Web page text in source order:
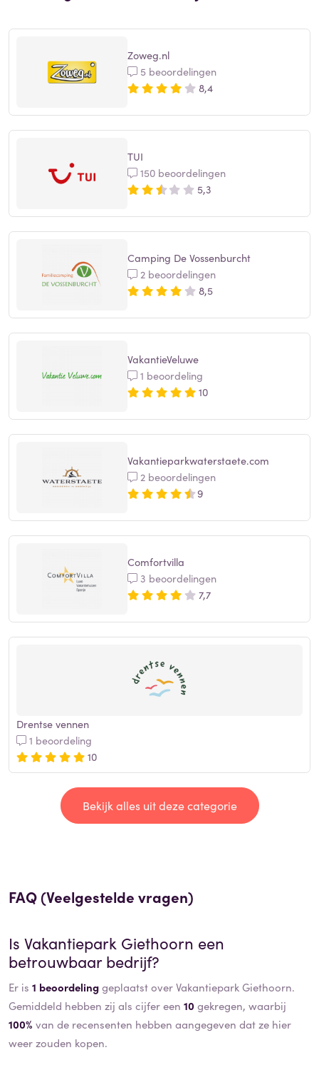
Zoweg.nl
5 beoordelingen
8,4
TUI
150 beoordelingen
5,3
Camping De Vossenburcht
2 beoordelingen
8,5
VakantieVeluwe
1 beoordeling
10
Vakantieparkwaterstaete.com
2 beoordelingen
9
Comfortvilla
3 beoordelingen
7,7
Drentse vennen
1 beoordeling
10
Bekijk alles uit deze categorie
FAQ (Veelgestelde vragen)
Is Vakantiepark Giethoorn een
betrouwbaar bedrijf?
Er is 1 beoordelinggeplaatst over Vakantiepark Giethoorn.
Gemiddeld hebben zij als cijfer een 10 gekregen, waarbij
100% van de recensenten hebben aangegeven dat ze hier
weer zouden kopen.